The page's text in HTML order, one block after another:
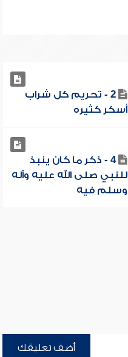
2 - تحريم كل شراب
أسكر كثيره
4 - ذكر ما كان ينبذ
للنبي صلى الله عليه وآله
وسلم فيه
أضف تعليقك